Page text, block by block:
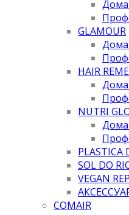
GLAMOUR
HAIR
NUTRI
PLASTICA
SOL DO
VEGAN
COMAIR